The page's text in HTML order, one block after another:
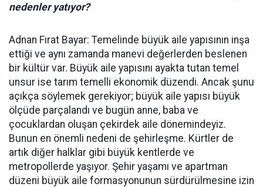
nedenler yatıyor?
Adnan Fırat Bayar: Temelinde büyük aile yapısının inşa
ettiği ve aynı zamanda manevi değerlerden beslenen
bir kültür var. Büyük aile yapısını ayakta tutan temel
unsur ise tarım temelli ekonomik düzendi. Ancak şunu
açıkça söylemek gerekiyor; büyük aile yapısı büyük
ölçüde parçalandı ve bugün anne, baba ve
çocuklardan oluşan çekirdek aile dönemindeyiz.
Bunun en önemli nedeni de şehirleşme. Kürtler de
artık diğer halklar gibi büyük kentlerde ve
metropollerde yaşıyor. Şehir yaşamı ve apartman
düzeni büyük aile formasyonunun sürdürülmesine izin